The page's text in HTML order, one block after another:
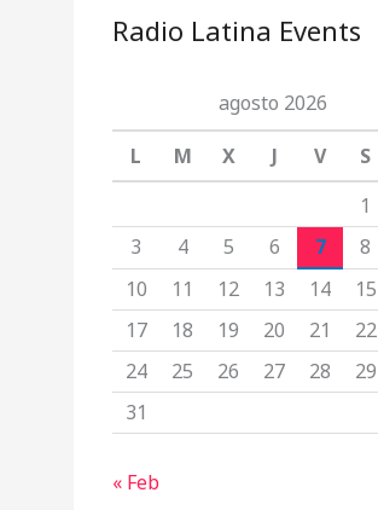
Radio Latina Events
agosto 2026
L
M X J V S
1
3
4 5 6 7 8
10
11 12 13 14 15
17
18 19 20 21 22
24
25 26 27 28 29
31
« Feb